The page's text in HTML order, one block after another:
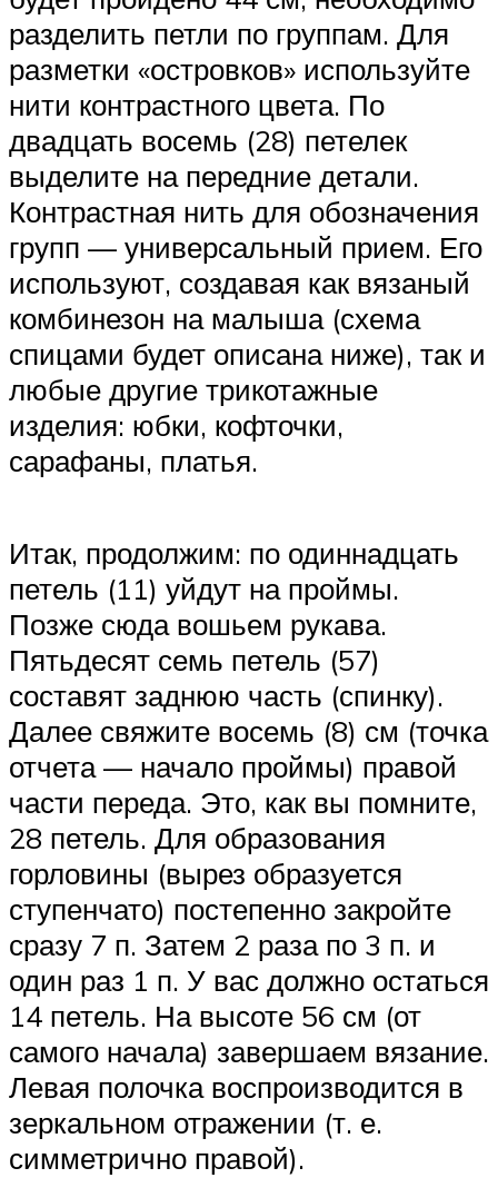
разделить петли по группам. Для
разметки «островков» используйте
нити контрастного цвета. По
двадцать восемь (28) петелек
выделите на передние детали.
Контрастная нить для обозначения
групп — универсальный прием. Его
используют, создавая как вязаный
комбинезон на малыша (схема
спицами будет описана ниже), так и
любые другие трикотажные
изделия: юбки, кофточки,
сарафаны, платья.
Итак, продолжим: по одиннадцать
петель (11) уйдут на проймы.
Позже сюда вошьем рукава.
Пятьдесят семь петель (57)
составят заднюю часть (спинку).
Далее свяжите восемь (8) см (точка
отчета — начало проймы) правой
части переда. Это, как вы помните,
28 петель. Для образования
горловины (вырез образуется
ступенчато) постепенно закройте
сразу 7 п. Затем 2 раза по 3 п. и
один раз 1 п. У вас должно остаться
14 петель. На высоте 56 см (от
самого начала) завершаем вязание.
Левая полочка воспроизводится в
зеркальном отражении (т. е.
симметрично правой).